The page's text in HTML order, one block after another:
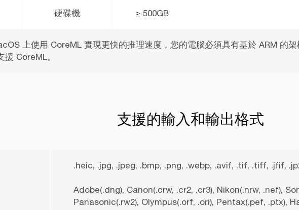
硬碟機 ≥ 500GB
上使用 CoreML 實現更快的推理速度，您的電腦必須具有基於 ARM 的
CoreML。
支援的輸入和輸出格式
.heic, .jpg, .jpeg, .bmp, .png, .webp, .avif, .tif, .tiff, .jfif,
Adobe(.dng), Canon(.crw, .cr2, .cr3), Nikon(.nrw, .nef),
Panasonic(.rw2), Olympus(.orf, .ori), Pentax(.pef, .ptx),